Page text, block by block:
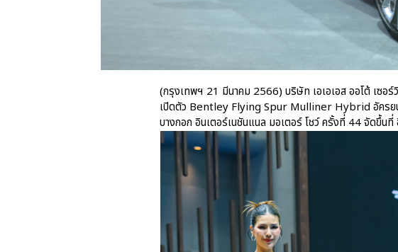
(กรุงเทพฯ 21 มีนาคม 2566) บริษัท เอเอเอส ออโต้ เซอร์
เปิดตัว Bentley Flying Spur Mulliner Hybrid อัครยน
บางกอก อินเตอร์เนชันแนล มอเตอร์ โชว์ ครั้งที่ 44 จัดขึ้น